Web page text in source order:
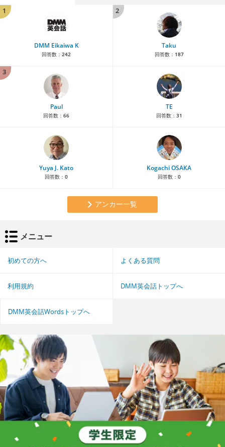
1
DMM Eikaiwa K
回答数： 242
2
Taku
回答数： 187
3
Paul
回答数： 66
TE
回答数： 31
Yuya J. Kato
回答数： 0
Kogachi OSAKA
回答数： 0
アンカー一覧
メニュー
初めての方へ よくある質問
利用規約 DMM英会話トップへ
DMM英会話Wordsトップへ